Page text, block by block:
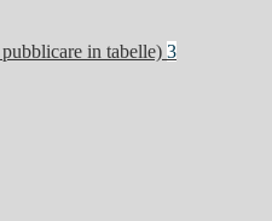
in tabelle) 3